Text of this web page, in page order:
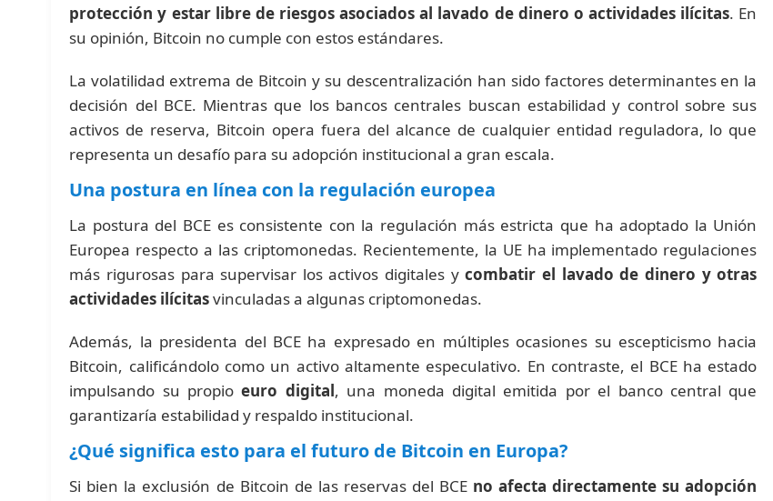
protección y estar libre de riesgos asociados al lavado de dinero o actividades ilícitas. En
su opinión, Bitcoin no cumple con estos estándares.
La volatilidad extrema de Bitcoin y su descentralización han sido factores determinantes en la
decisión del BCE. Mientras que los bancos centrales buscan estabilidad y control sobre sus
activos de reserva, Bitcoin opera fuera del alcance de cualquier entidad reguladora, lo que
representa un desafío para su adopción institucional a gran escala.
Una postura en línea con la regulación europea
La postura del BCE es consistente con la regulación más estricta que ha adoptado la Unión
Europea respecto a las criptomonedas. Recientemente, la UE ha implementado regulaciones
más rigurosas para supervisar los activos digitales ycombatir el lavado de dinero y otras
actividades ilícitasvinculadas a algunas criptomonedas.
Además, la presidenta del BCE ha expresado en múltiples ocasiones su escepticismo hacia
Bitcoin, calificándolo como un activo altamente especulativo. En contraste, el BCE ha estado
impulsando su propioeuro digital, una moneda digital emitida por el banco central que
garantizaría estabilidad y respaldo institucional.
¿Qué significa esto para el futuro de Bitcoin en Europa?
Si bien la exclusión de Bitcoin de las reservas del BCE no afecta directamente su adopción